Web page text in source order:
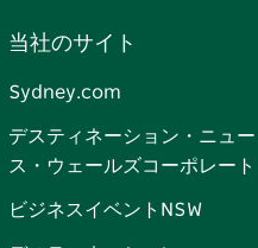
当社のサイト
Sydney.com
デスティネーション・ニュー
ス・ウェールズコーポレート
ビジネスイベントNSW